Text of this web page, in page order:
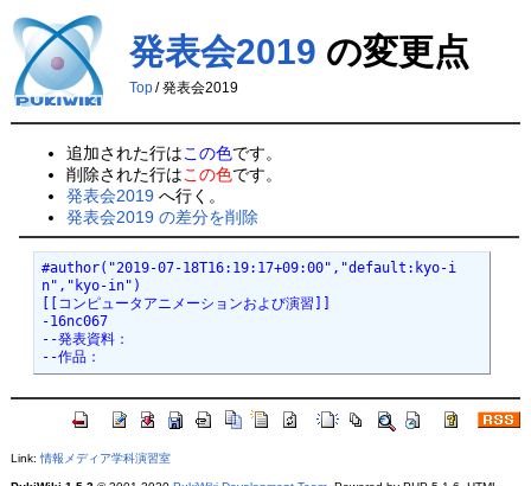
発表会2019 の変更点
Top/ 発表会2019
追加された行はこの色です。
削除された行はこの色です。
発表会2019 へ行く。
発表会2019 の差分を削除
#author("2019-07-18T16:19:17+09:00","default:kyo-i
n","kyo-in")
[[コンピュータアニメーションおよび演習]]
-16nc067
--発表資料：
--作品：
Link: 情報メディア学科演習室